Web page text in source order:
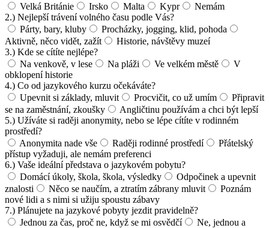
Velká Británie
Irsko Malta Kypr
Nemám
2.) Nejlepší trávení volného času podle Vás?
Párty, bary, kluby
Procházky, jogging, klid, pohoda
Aktivně, něco vidět, zažít
Historie, návštěvy muzeí
3.) Kde se cítíte nejlépe?
Na venkově, v lese
Na pláži Ve velkém městě
V
obklopení historie
4.) Co od jazykového kurzu očekáváte?
Upevnit si základy, mluvit
Procvičit, co už umím
Připravit
se na zaměstnání, zkoušky
Angličtinu používám a chci být lepší
5.) Užíváte si raději anonymity, nebo se lépe cítíte v rodinném
prostředí?
Anonymita nade vše
Raději rodinné prostředí
Přátelský
přístup vyžaduji, ale nemám preferenci
6.) Vaše ideální představa o jazykovém pobytu?
Domácí úkoly, škola, škola, výsledky
Odpočinek a upevnit
znalosti
Něco se naučím, a ztratím zábrany mluvit
Poznám
nové lidi a s nimi si užiju spoustu zábavy
7.) Plánujete na jazykové pobyty jezdit pravidelně?
Jednou za čas, proč ne, když se mi osvědčí
Ne, jednou a